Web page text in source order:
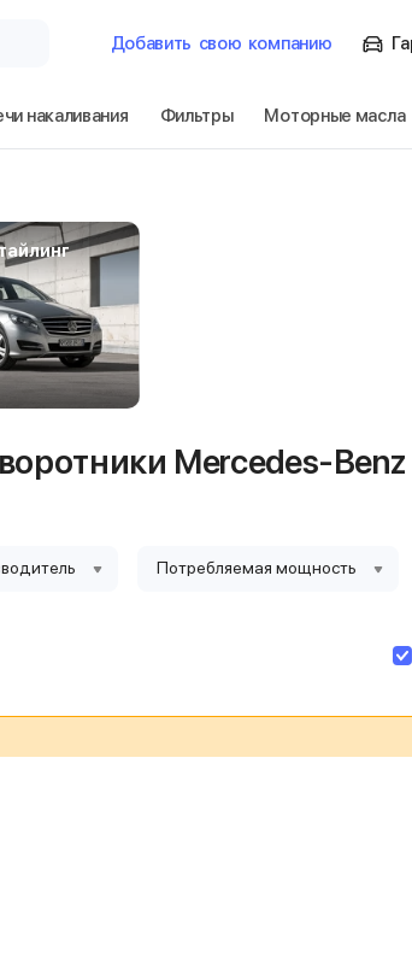
Добавить свою компанию
накаливания Фильтры Моторные масла
Mercedes-Benz
Потребляемая мощность